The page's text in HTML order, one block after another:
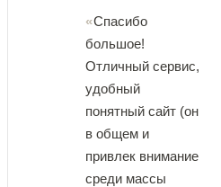
Спасибо
большое!
Отличный сервис,
удобный
понятный сайт (он
в общем и
привлек внимание
среди массы